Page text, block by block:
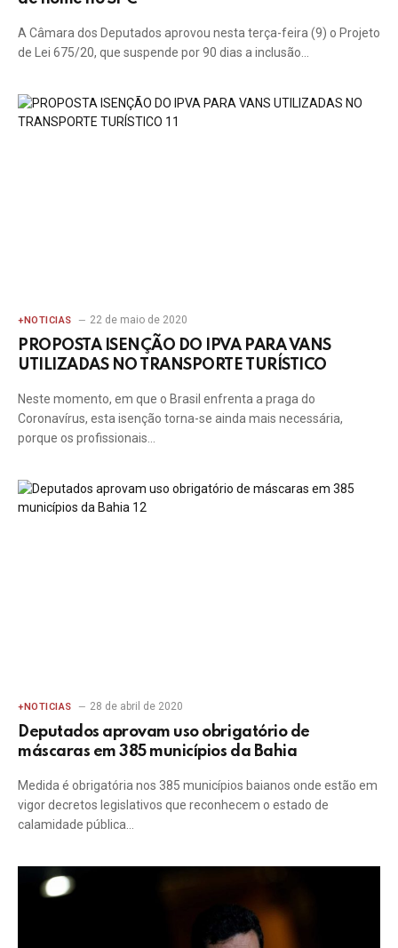
A Câmara dos Deputados aprovou nesta terça-feira (9) o Projeto
de Lei 675/20, que suspende por 90 dias a inclusão…
+NOTICIAS 22 de maio de 2020
PROPOSTA ISENÇÃO DO IPVA PARA VANS
UTILIZADAS NO TRANSPORTE TURÍSTICO
Neste momento, em que o Brasil enfrenta a praga do
Coronavírus, esta isenção torna-se ainda mais necessária,
porque os profissionais…
+NOTICIAS 28 de abril de 2020
Deputados aprovam uso obrigatório de
máscaras em 385 municípios da Bahia
Medida é obrigatória nos 385 municípios baianos onde estão em
vigor decretos legislativos que reconhecem o estado de
calamidade pública…